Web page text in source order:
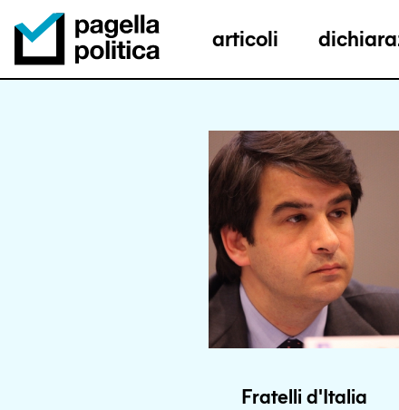
Pagella Politica Logo
articoli
Fratelli d'Italia